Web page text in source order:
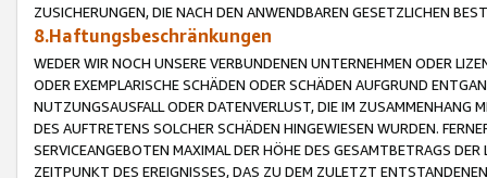
ZUSICHERUNGEN, DIE NACH DEN ANWENDBAREN GESETZLICHEN
8.Haftungsbeschränkungen
WEDER WIR NOCH UNSERE VERBUNDENEN UNTERNEHMEN ODER
ODER EXEMPLARISCHE SCHÄDEN ODER SCHÄDEN AUFGRUND
NUTZUNGSAUSFALL ODER DATENVERLUST, DIE IM ZUSAMMENHANG
DES AUFTRETENS SOLCHER SCHÄDEN HINGEWIESEN WURDEN.
SERVICEANGEBOTEN MAXIMAL DER HÖHE DES GESAMTBETRAGS
ZEITPUNKT DES EREIGNISSES, DAS ZU DEM ZULETZT